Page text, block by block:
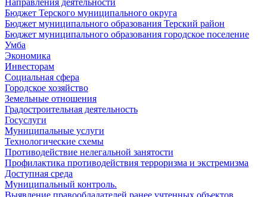
Бюджет Терского муниципального округа
Бюджет муниципального образования Терский район
Бюджет муниципального образования городское поселение
Умба
Экономика
Инвесторам
Социальная сфера
Городское хозяйство
Земельные отношения
Градостроительная деятельность
Госуслуги
Муниципальные услуги
Технологические схемы
Противодействие нелегальной занятости
Профилактика противодействия терроризма и экстремизма
Доступная среда
Муниципальный контроль.
Выявление правообладателей ранее учтенных объектов